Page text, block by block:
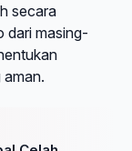
secara
dari masing-